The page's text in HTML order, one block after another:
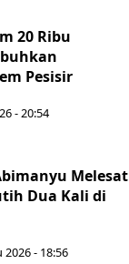
20 Ribu
Pesisir
- 20:54
Melesat
Dua Kali di
2026 - 18:56